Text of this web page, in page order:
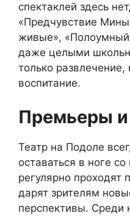
спектаклей здесь
«Предчувствие
живые»,
даже целыми
только развлечение,
воспитание.
Премьеры
Театр на Подоле
оставаться в ноге
регулярно проходят
дарят зрителям
перспективы. Среди